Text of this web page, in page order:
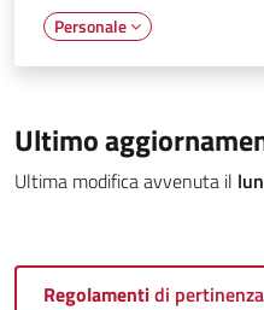
Personale
Ultimo
Ultima modifica avvenuta il
Regolamentidi pertinenza